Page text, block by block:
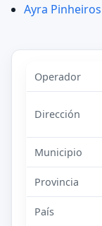
Ayra Pinheiros
Operador
Dirección
Municipio
Provincia
País